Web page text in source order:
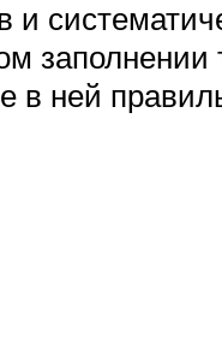
в ней